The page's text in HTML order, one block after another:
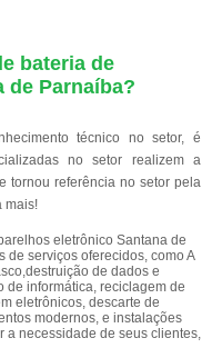
bateria de
de Parnaíba?
técnico no setor, é
no setor realizem a
tornou referência no setor pela
mais!
eletrônico Santana de
de serviços oferecidos, como A
de dados e
de informática, reciclagem de
eletrônicos, descarte de
modernos, e instalações
a necessidade de seus clientes,